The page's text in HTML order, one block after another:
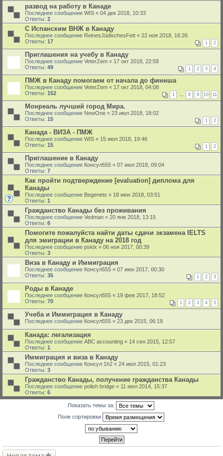
развод на работу в Канаде
Последнее сообщение WIS « 04 дек 2018, 10:33
Ответы: 2
С Испанским ВНЖ в Канаду
Последнее сообщение ReinesJüdischesFett « 22 ноя 2018, 16:26
Ответы: 17 1 2
Приглашения на учебу в Канаду
Последнее сообщение VeterZem « 17 окт 2018, 22:58
Ответы: 49 1 2 3 4
ПМЖ в Канаду помогаем от начала до финиша
Последнее сообщение VeterZem « 17 окт 2018, 04:08
Ответы: 152 1 … 8 9 10 11
Монреаль лучший город Мира.
Последнее сообщение NewOne « 23 июл 2018, 18:02
Ответы: 15 1 2
Канада - ВИЗА - ПМЖ
Последнее сообщение WIS « 15 июл 2018, 19:46
Ответы: 15 1 2
Приглашение в Канаду
Последнее сообщение Консул555 « 07 июл 2018, 09:04
Ответы: 7
Как пройти подтверждение [evaluation] диплома для
Канады
Последнее сообщение Begenets « 18 июн 2018, 03:51
Ответы: 1
Гражданство Канады без проживания
Последнее сообщение Vedman « 20 янв 2018, 13:15
Ответы: 6
Помогите пожалуйста найти даты сдачи экзамена IELTS
для эмиграции в Канаду на 2018 год
Последнее сообщение psklx « 06 ноя 2017, 00:39
Ответы: 3
Виза в Канаду и Иммиграция
Последнее сообщение Консул555 « 07 июн 2017, 00:30
Ответы: 35 1 2 3
Роды в Канаде
Последнее сообщение Консул555 « 19 фев 2017, 18:52
Ответы: 70 1 2 3 4 5
Учеба и Иммиграция в Канаду
Последнее сообщение Консул555 « 23 дек 2015, 06:19
Канада: легализация
Последнее сообщение ABC accounting « 14 сен 2015, 12:57
Ответы: 1
Иммиграция и виза в Канаду
Последнее сообщение Консyл 1h2 « 24 июл 2015, 01:23
Ответы: 3
Гражданство Канады, получение гражданства Канады
Последнее сообщение polish bridge « 11 июл 2014, 15:37
Ответы: 6
Показать темы за:
Поле сортировки